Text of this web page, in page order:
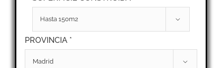

PROVINCIA *
